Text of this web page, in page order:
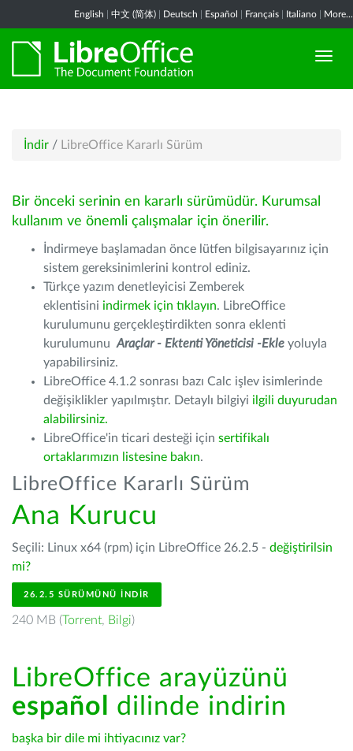
English 中文 (简体) Deutsch Español Français Italiano More...
İndir / LibreOffice Kararlı Sürüm
Bir önceki serinin en kararlı sürümüdür. Kurumsal
kullanım ve önemli çalışmalar için önerilir.
İndirmeye başlamadan önce lütfen bilgisayarınız için
sistem gereksinimlerini kontrol ediniz.
Türkçe yazım denetleyicisi Zemberek
eklentisini indirmek için tıklayın. LibreOffice
kurulumunu gerçekleştirdikten sonra eklenti
kurulumunu Araçlar - Ektenti Yöneticisi -Ekle yoluyla
yapabilirsiniz.
LibreOffice 4.1.2 sonrası bazı Calc işlev isimlerinde
değişiklikler yapılmıştır. Detaylı bilgiyi ilgili duyurudan
alabilirsiniz.
LibreOffice'in ticari desteği için sertifikalı
ortaklarımızın listesine bakın.
LibreOffice Kararlı Sürüm
Ana Kurucu
Seçili: Linux x64 (rpm) için LibreOffice 26.2.5 - değiştirilsin
mi?
26.2.5 SÜRÜMÜNÜ İNDIR
240 MB (Torrent, Bilgi)
LibreOffice arayüzünü
español
dilinde indirin
başka bir dile mi ihtiyacınız var?